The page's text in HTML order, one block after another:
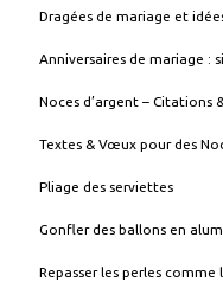
Dragées de mariage et
Anniversaires de mariage :
Noces d’argent – Citations
Textes & Vœux pour des
Pliage des serviettes
Gonfler des ballons en
Repasser les perles comme